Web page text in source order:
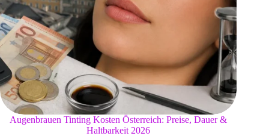
Augenbrauen Tinting Kosten Österreich: Preise, Dauer &
Haltbarkeit 2026